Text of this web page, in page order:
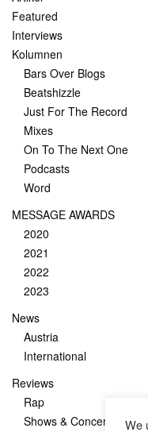
Featured
Interviews
Kolumnen
Bars Over Blogs
Beatshizzle
Just For The Record
Mixes
On To The Next One
Podcasts
Word
MESSAGE AWARDS
2020
2021
2022
2023
News
Austria
International
Reviews
Rap
Shows & Concerts
We